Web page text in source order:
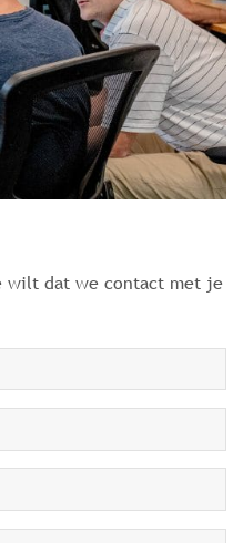
wilt dat we contact met je